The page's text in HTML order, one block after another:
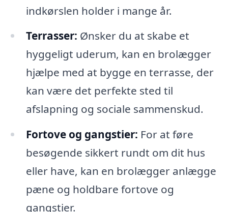
indkørslen holder i mange år.
Terrasser: Ønsker du at skabe et
hyggeligt uderum, kan en brolægger
hjælpe med at bygge en terrasse, der
kan være det perfekte sted til
afslapning og sociale sammenskud.
Fortove og gangstier: For at føre
besøgende sikkert rundt om dit hus
eller have, kan en brolægger anlægge
pæne og holdbare fortove og
gangstier.